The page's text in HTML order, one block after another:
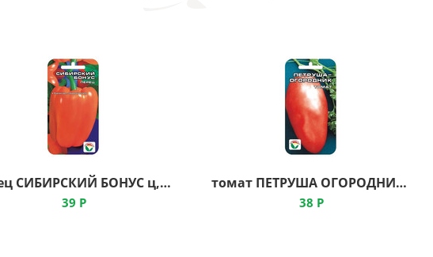
перец СИБИРСКИЙ БОНУС ц, Сибирский Сад
39 Р
томат ПЕТРУША ОГОРОДНИК ц, Сибирский Сад
38 Р